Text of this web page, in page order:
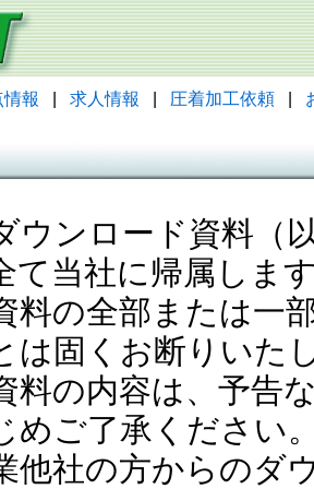
報 求人情報 圧着加工依頼
ウンロード資料（
て当社に帰属しま
料の全部または一
は固くお断りいた
料の内容は、予告
めご了承ください
他社の方からのダ